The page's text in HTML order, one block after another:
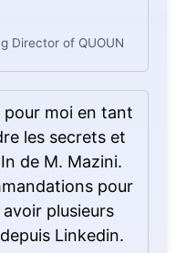
Director of QUOUN
moi en tant
les secrets et
de M. Mazini.
pour
plusieurs
Linkedin.